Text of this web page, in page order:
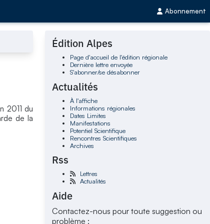
Abonnement
2011 du
de la
Édition Alpes
Page d'accueil de l'édition régionale
Dernière lettre envoyée
S'abonner/se désabonner
Actualités
À l'affiche
Informations régionales
Dates Limites
Manifestations
Potentiel Scientifique
Rencontres Scientifiques
Archives
Rss
Lettres
Actualités
Aide
Contactez-nous pour toute suggestion ou
problème :